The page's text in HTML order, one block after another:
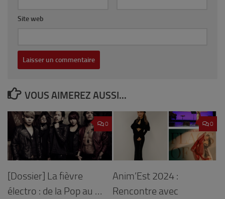
Site web
VOUS AIMEREZ AUSSI...
0
[Dossier] La fièvre
électro : de la Pop au …
0
Anim’Est 2024 :
Rencontre avec